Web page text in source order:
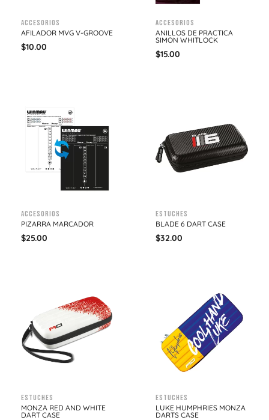
Accesorios
AFILADOR MVG V-GROOVE
$10.00
Accesorios
ANILLOS DE PRACTICA
SIMON WHITLOCK
$15.00
Accesorios
PIZARRA MARCADOR
$25.00
Estuches
BLADE 6 DART CASE
$32.00
Estuches
MONZA RED AND WHITE
DART CASE
Estuches
LUKE HUMPHRIES MONZA
DARTS CASE